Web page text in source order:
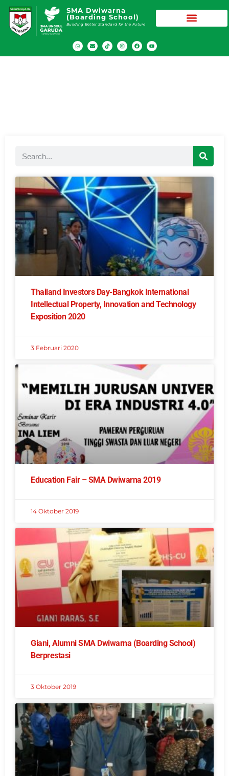
SMA Dwiwarna
(Boarding School)
Building Better Standard for the Future
Thailand Investors Day-Bangkok International
Intellectual Property, Innovation and Technology
Exposition 2020
3 Februari 2020
Education Fair – SMA Dwiwarna 2019
14 Oktober 2019
Giani, Alumni SMA Dwiwarna (Boarding School)
Berprestasi
3 Oktober 2019